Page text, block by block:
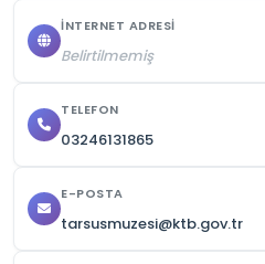
Sergi alanlarında yiyecek
İNTERNET ADRESI
Belirtilmemiş
TELEFON
03246131865
E-POSTA
tarsusmuzesi@ktb.gov.tr